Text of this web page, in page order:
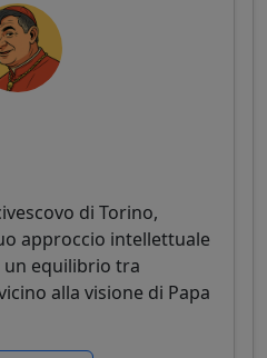
di Torino,
approccio intellettuale
un equilibrio tra
alla visione di Papa